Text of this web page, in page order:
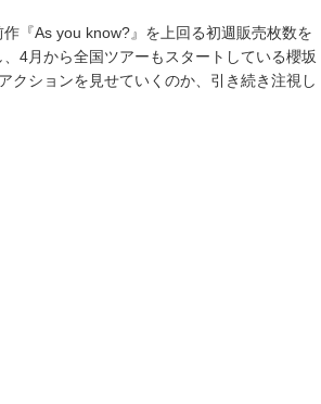
『As you know?』を上回る初週販売枚数を
4月から全国ツアーもスタートしている櫻坂
クションを見せていくのか、引き続き注視し